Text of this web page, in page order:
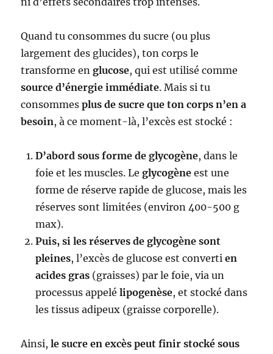
Quand tu consommes du sucre (ou plus
largement des glucides), ton corps le
transforme englucose, qui est utilisé comme
source d’énergie immédiate. Mais si tu
consommesplus de sucre que ton corps n’en a
besoin, à ce moment-là, l’excès est stocké :
D’abord sous forme de glycogène, dans le
foie et les muscles. Leglycogène est une
forme de réserve rapide de glucose, mais les
réserves sont limitées (environ 400-500 g
max).
Puis, si les réserves de glycogène sont
pleines, l’excès de glucose est convertien
acides gras (graisses) par le foie, via un
processus appelélipogenèse, et stocké dans
les tissus adipeux (graisse corporelle).
Ainsi,le sucre en excès peut finir stocké sous